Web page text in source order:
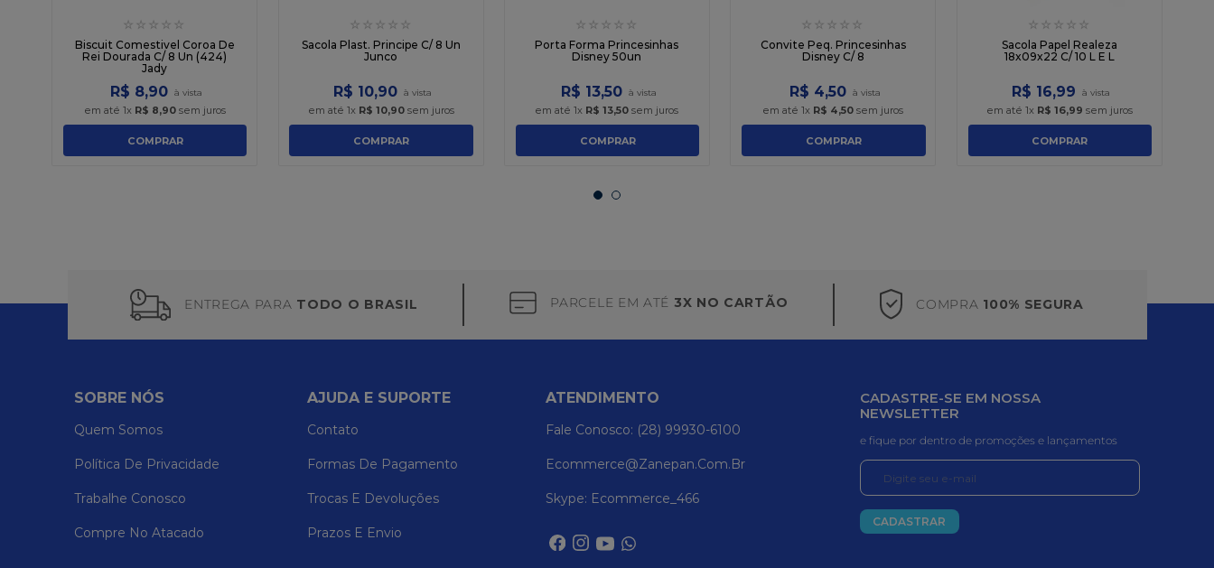
☆ ☆ ☆ ☆ ☆
Biscuit Comestivel Coroa De
Rei Dourada C/ 8 Un (424)
Jady
R$ 8,90
em até 1x R$ 8,90sem juros
COMPRAR
☆ ☆ ☆ ☆ ☆
Sacola Plast. Principe C/ 8 Un
Junco
R$ 10,90
em até 1x R$ 10,90sem juros
COMPRAR
☆ ☆ ☆ ☆ ☆
Porta Forma Princesinhas
Disney 50un
R$ 13,50
em até1x R$ 13,50 sem juros
COMPRAR
☆ ☆ ☆ ☆ ☆
Convite Peq. Princesinhas
Disney C/ 8
R$ 4,50
em até1x R$ 4,50 sem juros
COMPRAR
☆ ☆ ☆ ☆ ☆
Sacola Papel Realeza
18x09x22 C/ 10 L E L
R$ 16,99
em até 1x R$ 16,99 sem juros
COMPRAR
ENTREGA PARA TODO O BRASIL PARCELE EM ATÉ 3X NO CARTÃO COMPRA 100% SEGURA
SOBRE NÓS
Quem Somos
Política De Privacidade
Trabalhe Conosco
Compre No Atacado
AJUDA E SUPORTE
Contato
Formas De Pagamento
Trocas E Devoluções
Prazos E Envio
ATENDIMENTO
Fale Conosco: (28) 99930-6100
Ecommerce@zanepan.com.br
Skype: Ecommerce_466
CADASTRE-SE EM NOSSA
NEWSLETTER
e fique por dentro de promoções e lançamentos
CADASTRAR